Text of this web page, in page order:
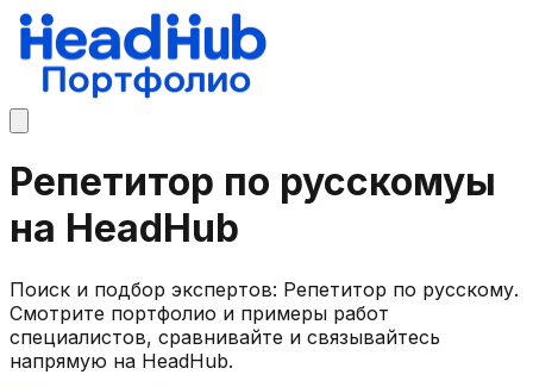
Репетитор по русскомуы
на HeadHub
Поиск и подбор экспертов: Репетитор по русскому.
Смотрите портфолио и примеры работ
специалистов, сравнивайте и связывайтесь
напрямую на HeadHub.